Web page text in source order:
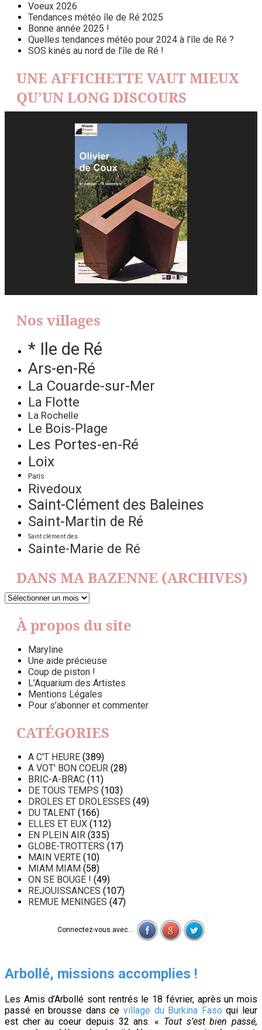
Voeux 2026
Tendances météo île de Ré 2025
Bonne année 2025 !
Quelles tendances météo pour 2024 à l’île de Ré ?
SOS kinés au nord de l’île de Ré !
UNE AFFICHETTE VAUT MIEUX
QU’UN LONG DISCOURS
Nos villages
* Ile de Ré
Ars-en-Ré
La Couarde-sur-Mer
La Flotte
La Rochelle
Le Bois-Plage
Les Portes-en-Ré
Loix
Paris
Rivedoux
Saint-Clément des Baleines
Saint-Martin de Ré
Saint clément des
Sainte-Marie de Ré
DANS MA BAZENNE (ARCHIVES)
DANS
BAZENNE
(ARCHIVES)
À propos du site
Maryline
Une aide précieuse
Coup de piston !
L’Aquarium des Artistes
Mentions Légales
Pour s’abonner et commenter
CATÉGORIES
A C'T HEURE (389)
A VOT' BON COEUR (28)
BRIC-A-BRAC (11)
DE TOUS TEMPS (103)
DROLES ET DROLESSES (49)
DU TALENT (166)
ELLES ET EUX (112)
EN PLEIN AIR (335)
GLOBE-TROTTERS (17)
MAIN VERTE (10)
MIAM MIAM (58)
ON SE BOUGE ! (49)
REJOUISSANCES (107)
REMUE MENINGES (47)
Connectez-vous avec...
Arbollé, missions accomplies !
Les Amis d’Arbollé sont rentrés le 18 février, après un mois
passé en brousse dans ce village du Burkina Faso qui leur
est cher au coeur depuis 32 ans. « Tout s’est bien passé,